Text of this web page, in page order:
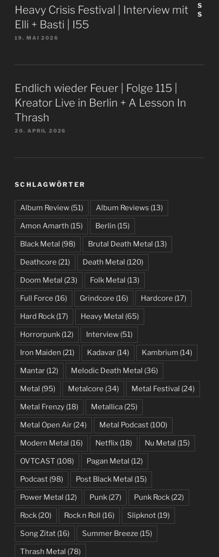
Heavy Crisis Festival | Interview mit
Elli + Basti | I55
19. MAI 2026
Endlich wieder Feuer | Folge 115 |
Kreator Live in Berlin + A Lesson In
Thrash
20. APRIL 2026
SCHLAGWÖRTER
Album Review (51) Album Reviews (13)
Amon Amarth (15) Berlin (15)
Black Metal (98) Brutal Death Metal (13)
Deathcore (21) Death Metal (120)
Doom Metal (23) Folk Metal (13)
Full Force (16) Grindcore (16) Hardcore (17)
Hard Rock (17) Heavy Metal (65)
Horrorpunk (12) Interview (51)
Iron Maiden (21) Kadavar (14) Kambrium (14)
Mantar (12) Melodic Death Metal (36)
Metal (95) Metalcore (34) Metal Festival (24)
Metal Frenzy (18) Metallica (25)
Metal Open Air (24) Metal Podcast (100)
Modern Metal (16) Netflix (18) Nu Metal (15)
OVTCAST (108) Pagan Metal (12)
Podcast (98) Post Black Metal (15)
Power Metal (12) Punk (27) Punk Rock (22)
Rock (20) Rock n Roll (16) Slipknot (19)
Song Zitat (16) Summer Breeze (15)
Thrash Metal (78)